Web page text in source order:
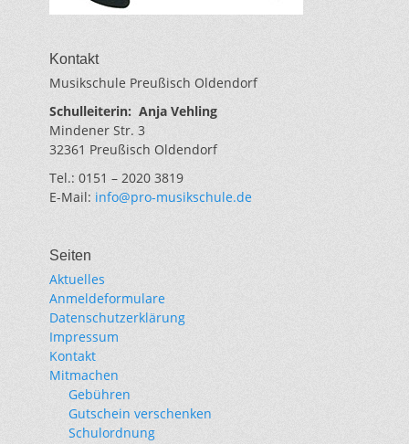
Kontakt
Musikschule Preußisch Oldendorf
Schulleiterin: Anja Vehling
Mindener Str. 3
32361 Preußisch Oldendorf
Tel.: 0151 – 2020 3819
E-Mail: info@pro-musikschule.de
Seiten
Aktuelles
Anmeldeformulare
Datenschutzerklärung
Impressum
Kontakt
Mitmachen
Gebühren
Gutschein verschenken
Schulordnung